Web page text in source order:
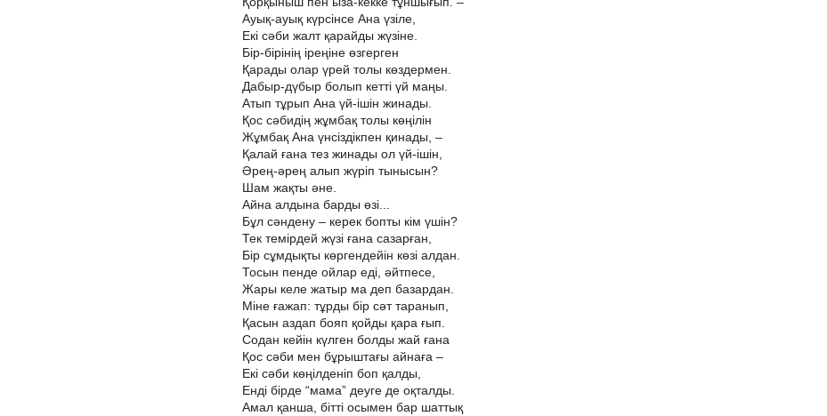
Ауық-ауық күрсінсе Ана үзіле,
Екі сәби жалт қарайды жүзіне.
Бір-бірінің іреңіне өзгерген
Қарады олар үрей толы көздермен.
Дабыр-дүбыр болып кетті үй маңы.
Атып тұрып Ана үй-ішін жинады.
Қос сәбидің жұмбақ толы көңілін
Жұмбақ Ана үнсіздікпен қинады, –
Қалай ғана тез жинады ол үй-ішін,
Әрең-әрең алып жүріп тынысын?
Шам жақты әне.
Айна алдына барды өзі...
Бұл сәндену – керек бопты кім үшін?
Тек темірдей жүзі ғана сазарған,
Бір сұмдықты көргендейін көзі алдан.
Тосын пенде ойлар еді, әйтпесе,
Жары келе жатыр ма деп базардан.
Міне ғажап: тұрды бір сәт таранып,
Қасын аздап бояп қойды қара ғып.
Содан кейін күлген болды жай ғана
Қос сәби мен бұрыштағы айнаға –
Екі сәби көңілденіп боп қалды,
Енді бірде “мама” деуге де оқталды.
Амал қанша, бітті осымен бар шаттық